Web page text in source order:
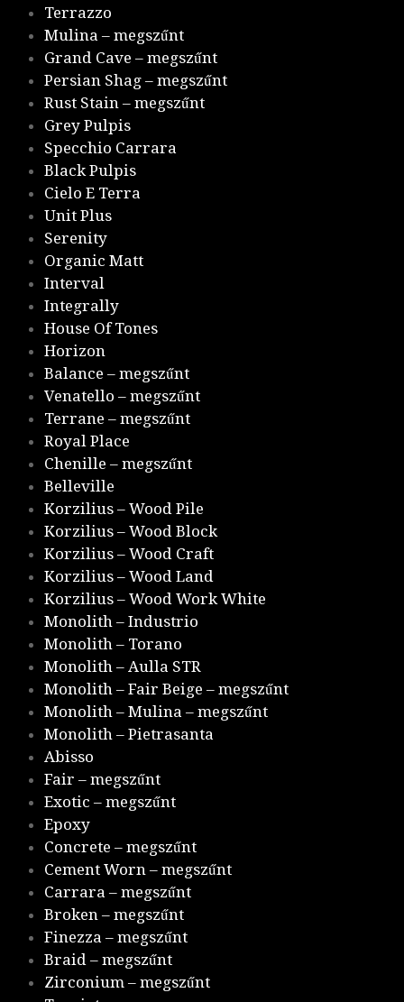
Terrazzo
Mulina – megszűnt
Grand Cave – megszűnt
Persian Shag – megszűnt
Rust Stain – megszűnt
Grey Pulpis
Specchio Carrara
Black Pulpis
Cielo E Terra
Unit Plus
Serenity
Organic Matt
Interval
Integrally
House Of Tones
Horizon
Balance – megszűnt
Venatello – megszűnt
Terrane – megszűnt
Royal Place
Chenille – megszűnt
Belleville
Korzilius – Wood Pile
Korzilius – Wood Block
Korzilius – Wood Craft
Korzilius – Wood Land
Korzilius – Wood Work White
Monolith – Industrio
Monolith – Torano
Monolith – Aulla STR
Monolith – Fair Beige – megszűnt
Monolith – Mulina – megszűnt
Monolith – Pietrasanta
Abisso
Fair – megszűnt
Exotic – megszűnt
Epoxy
Concrete – megszűnt
Cement Worn – megszűnt
Carrara – megszűnt
Broken – megszűnt
Finezza – megszűnt
Braid – megszűnt
Zirconium – megszűnt